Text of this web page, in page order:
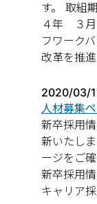
す。 取
４年 ３
フワーク
改革を推
2020/03/
人材募集
新卒採用
新いたし
ージをご
新卒採用
キャリア